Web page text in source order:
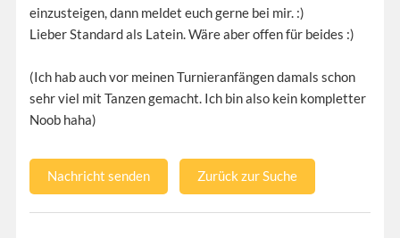
einzusteigen, dann meldet euch gerne bei mir. :)
Lieber Standard als Latein. Wäre aber offen für beides :)
(Ich hab auch vor meinen Turnieranfängen damals schon
sehr viel mit Tanzen gemacht. Ich bin also kein kompletter
Noob haha)
Nachricht senden Zurück zur Suche